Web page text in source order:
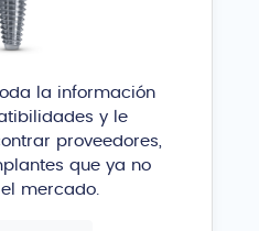
la información
y le
proveedores,
que ya no
mercado.